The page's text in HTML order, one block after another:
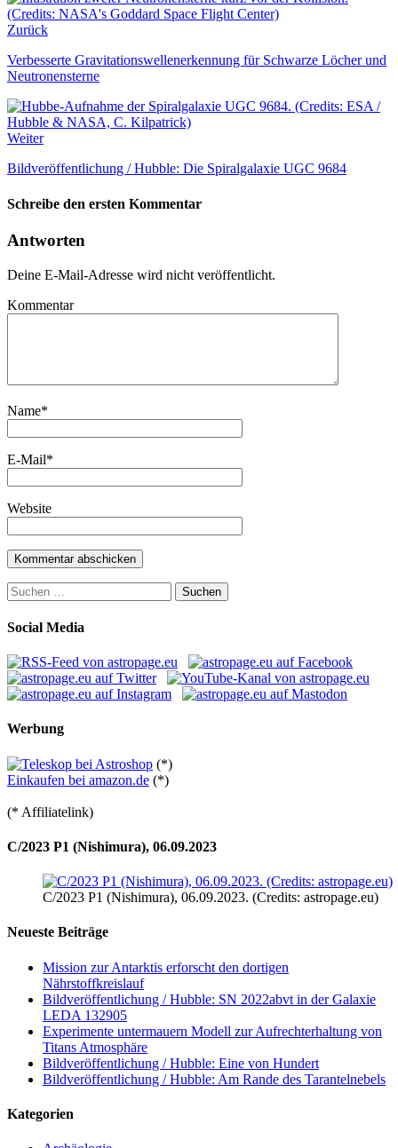
Zurück
Verbesserte Gravitationswellenerkennung für Schwarze Löcher und
Neutronensterne
Weiter
Bildveröffentlichung / Hubble: Die Spiralgalaxie UGC 9684
Schreibe den ersten Kommentar
Antworten
Deine E-Mail-Adresse wird nicht veröffentlicht.
Kommentar
Name*
E-Mail*
Website
Suchen
nach:
Social Media
Werbung
(*)
Einkaufen bei amazon.de (*)
(* Affiliatelink)
C/2023 P1 (Nishimura), 06.09.2023
C/2023 P1 (Nishimura), 06.09.2023. (Credits: astropage.eu)
Neueste Beiträge
Mission zur Antarktis erforscht den dortigen
Nährstoffkreislauf
Bildveröffentlichung / Hubble: SN 2022abvt in der Galaxie
LEDA 132905
Experimente untermauern Modell zur Aufrechterhaltung von
Titans Atmosphäre
Bildveröffentlichung / Hubble: Eine von Hundert
Bildveröffentlichung / Hubble: Am Rande des Tarantelnebels
Kategorien